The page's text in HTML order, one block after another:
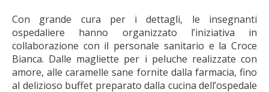
Con grande cura per i dettagli, le insegnanti
ospedaliere hanno organizzato l’iniziativa in
collaborazione con il personale sanitario e la Croce
Bianca. Dalle magliette per i peluche realizzate con
amore, alle caramelle sane fornite dalla farmacia, fino
al delizioso buffet preparato dalla cucina dell’ospedale